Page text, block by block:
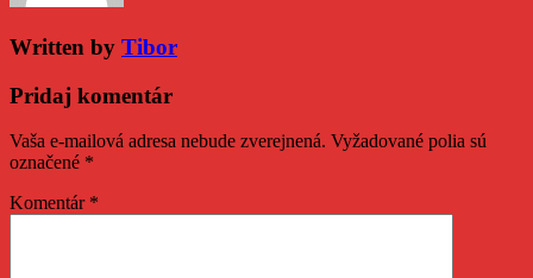
Written by Tibor
Pridaj komentár
Vaša e-mailová adresa nebude zverejnená. Vyžadované polia sú
označené *
Komentár *